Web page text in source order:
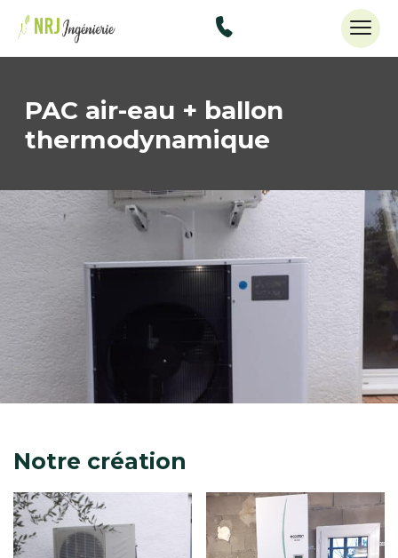
48434515
PAC air-eau + ballon
thermodynamique
Notre création